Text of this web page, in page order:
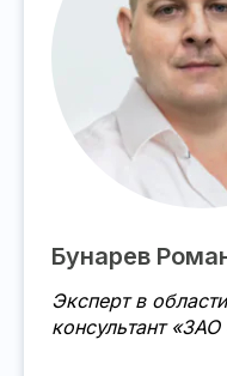
Бунарев
Эксперт в
консультант